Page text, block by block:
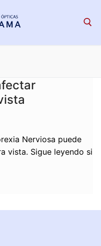
Nerviosa puede
vista. Sigue leyendo si